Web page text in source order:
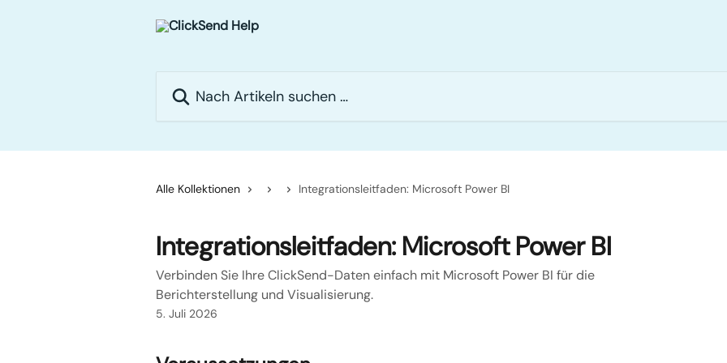
Alle Kollektionen Integrationsleitfaden: Microsoft Power BI
Integrationsleitfaden: Microsoft Power BI
Verbinden Sie Ihre ClickSend-Daten einfach mit Microsoft Power BI für die
Berichterstellung und Visualisierung.
5. Juli 2026